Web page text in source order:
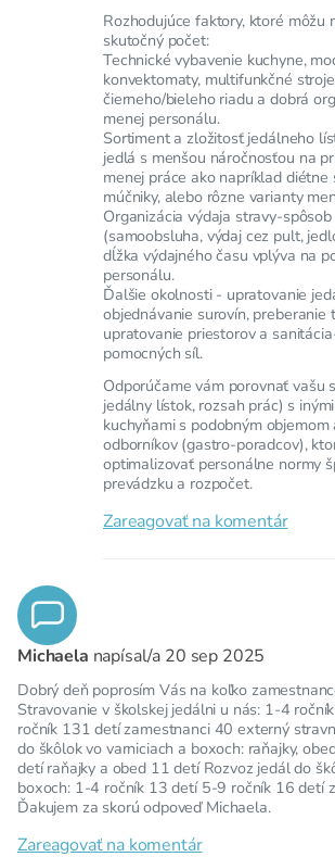
Rozhodujúce faktory, ktoré môžu
skutočný počet:
Technické vybavenie kuchyne,
konvektomaty, multifunkčné
čierneho/bieleho riadu a dobrá
menej personálu.
Sortiment a zložitosť jedálneho
jedlá s menšou náročnosťou na
menej práce ako napríklad diétne
múčniky, alebo rôzne varianty
Organizácia výdaja stravy-spôsob
(samoobsluha, výdaj cez pult,
dĺžka výdajného času vplýva na
personálu.
Ďalšie okolnosti - upratovanie
objednávanie surovín, preberanie
upratovanie priestorov a
pomocných síl.
Odporúčame vám porovnať vašu
jedálny lístok, rozsah prác) s
kuchyňami s podobným
odborníkov (gastro-poradcov),
optimalizovať personálne normy
prevádzku a rozpočet.
Zareagovať na komentár
Michaela napísal/a 20 sep 2025
Dobrý deň poprosím Vás na koľko
Stravovanie v školskej jedálni u nás: 1-4
ročník 131 detí zamestnanci 40 externý
do škôlok vo varniciach a boxoch: raňajky,
detí raňajky a obed 11 detí Rozvoz jedál do
boxoch: 1-4 ročník 13 detí 5-9 ročník 16 detí
Ďakujem za skorú odpoveď Michaela.
Zareagovať na komentár